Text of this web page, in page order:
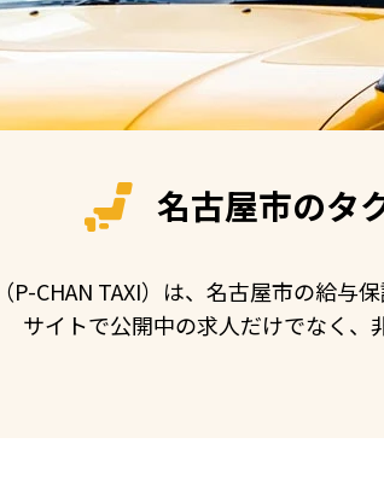
名古屋市のタ
P-CHAN TAXI）は、名古屋市の給与
サイトで公開中の求人だけでなく、